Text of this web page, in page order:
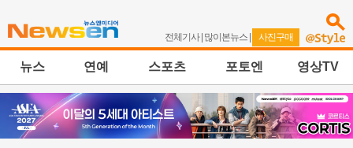
전체기사| 많이본뉴스 | 사진구매
뉴스 연예 스포츠 포토엔 영상TV